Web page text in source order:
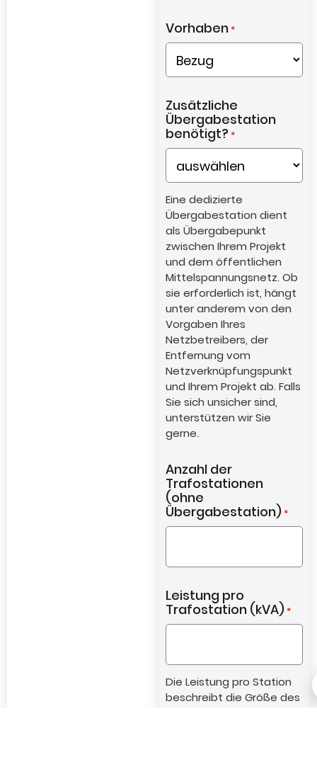
Vorhaben *
Zusätzliche
Übergabestation
benötigt? *
Eine dedizierte
Übergabestation dient
als Übergabepunkt
zwischen Ihrem Projekt
und dem öffentlichen
Mittelspannungsnetz. Ob
sie erforderlich ist, hängt
unter anderem von den
Vorgaben Ihres
Netzbetreibers, der
Entfernung vom
Netzverknüpfungspunkt
und Ihrem Projekt ab. Falls
Sie sich unsicher sind,
unterstützen wir Sie
gerne.
Anzahl der
Trafostationen
(ohne
Übergabestation) *
Leistung pro
Trafostation (kVA) *
Die Leistung pro Station
beschreibt die Größe des